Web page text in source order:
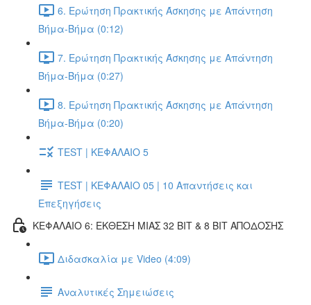
6. Ερώτηση Πρακτικής Άσκησης με Απάντηση
Βήμα-Βήμα (0:12)
7. Ερώτηση Πρακτικής Άσκησης με Απάντηση
Βήμα-Βήμα (0:27)
8. Ερώτηση Πρακτικής Άσκησης με Απάντηση
Βήμα-Βήμα (0:20)
TEST | ΚΕΦΑΛΑΙΟ 5
TEST | ΚΕΦΑΛΑΙΟ 05 | 10 Απαντήσεις και
Επεξηγήσεις
ΚΕΦΑΛΑΙΟ 6: ΕΚΘΕΣΗ ΜΙΑΣ 32 BIT & 8 BIT ΑΠΟΔΟΣΗΣ
Διδασκαλία με Video (4:09)
Αναλυτικές Σημειώσεις